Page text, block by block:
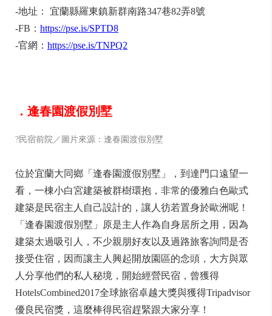
-地址： 宜蘭縣羅東鎮新群南路347巷82弄8號
-FB： https://pse.is/SPTD8
-官網： https://pse.is/TNPQ2
．逢春園渡假別墅
?民宿前院／圖片來源：逢春園渡假別墅
位於宜蘭大同鄉「逢春園渡假別墅」，到達門口遠望一
看，一棟小白宮建築被群樹環抱，非常的優雅白色歐式
建築是民宿主人自己設計的，讓人彷若置身於歐洲呢！
「逢春園渡假別墅」原是主人作為自身居所之用，因為
建築太過吸引人，不少親朋好友以及過路旅客詢問是否
接受住宿，因而讓主人興起開放園區的念頭，大方與眾
人分享他們的私人秘境，開始經營民宿，曾獲得
HotelsCombined2017全球旅宿卓越大獎與獲得Tripadvisor
優良民宿獎，這麼棒得民宿趕緊跟大家分享！